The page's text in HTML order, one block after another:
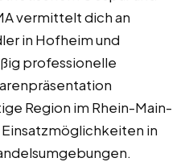
vermittelt dich an
in Hofheim und
professionelle
Region im Rhein-Main-
in